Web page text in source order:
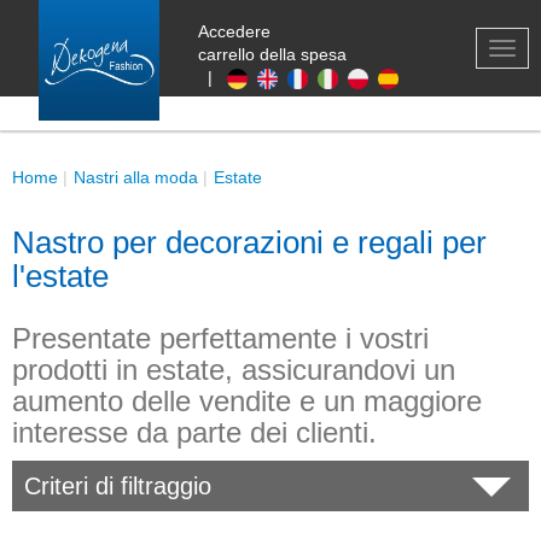
Accedere
carrello della spesa
|
Home Nastri alla moda Estate
Nastro per decorazioni e regali per
l'estate
Presentate perfettamente i vostri
prodotti in estate, assicurandovi un
aumento delle vendite e un maggiore
interesse da parte dei clienti.
Criteri di filtraggio